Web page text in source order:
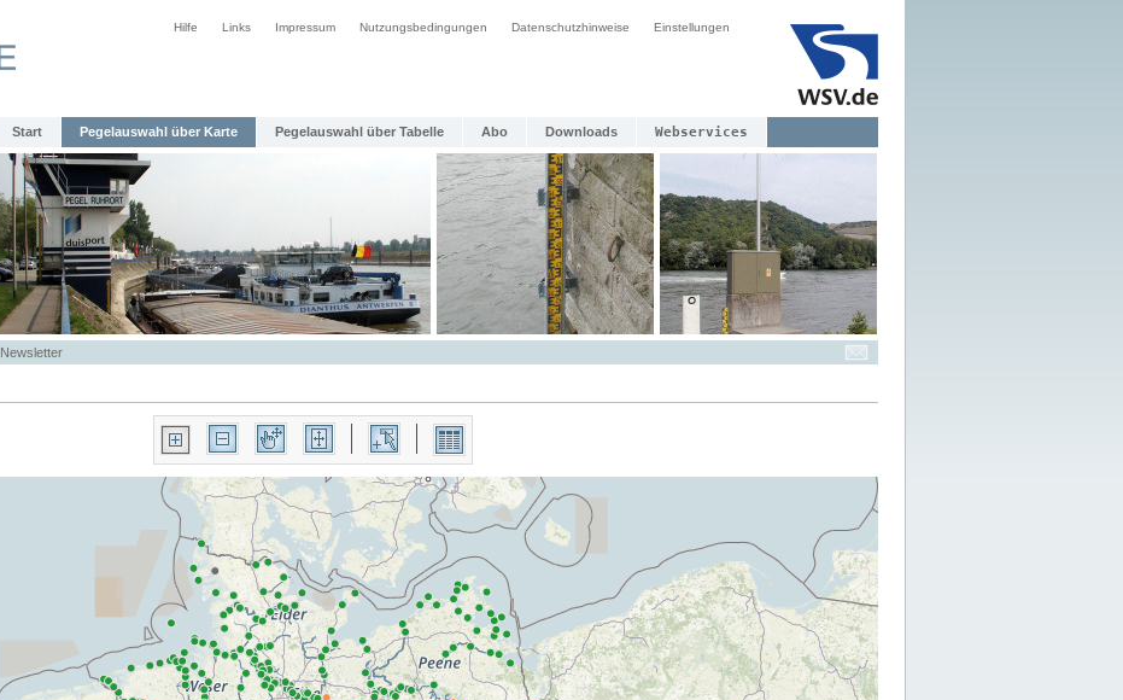
Hilfe Links Impressum Nutzungsbedingungen Datenschutzhinweise Einstellungen
Start Pegelauswahl über Karte Pegelauswahl über Tabelle Abo Downloads Webservices
Newsletter